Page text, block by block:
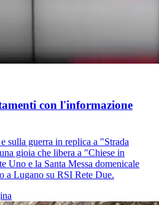
con l'informazione
sulla guerra in replica a "Strada
gioia che libera a "Chiese in
Uno e la Santa Messa domenicale
a Lugano su RSI Rete Due.